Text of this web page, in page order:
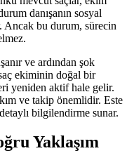
danışanın sosyal
Ancak bu durum, sürecin
ve ardından şok
ekiminin doğal bir
yeniden aktif hale gelir.
ve takip önemlidir. Este
bilgilendirme sunar.
Yaklaşım